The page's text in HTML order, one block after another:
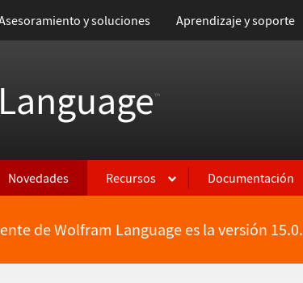
y soluciones Aprendizaje y soporte
™
Novedades Recursos Documentación
de Wolfram Language es la versión 15.0.